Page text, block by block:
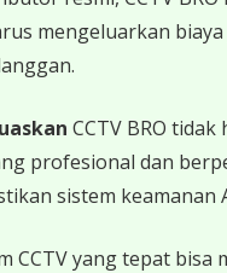
mengeluarkan
CCTV BRO
profesional dan
sistem
CCTV yang tepat